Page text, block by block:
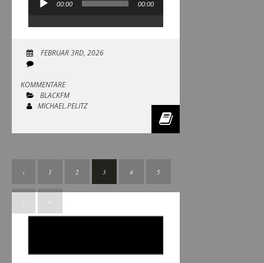
Audio-
00:00 00:00
FEBRUAR 3RD, 2026
KOMMENTARE
BLACKFM
MICHAEL.PELITZ
‹ 1 2 3 4 5
› »